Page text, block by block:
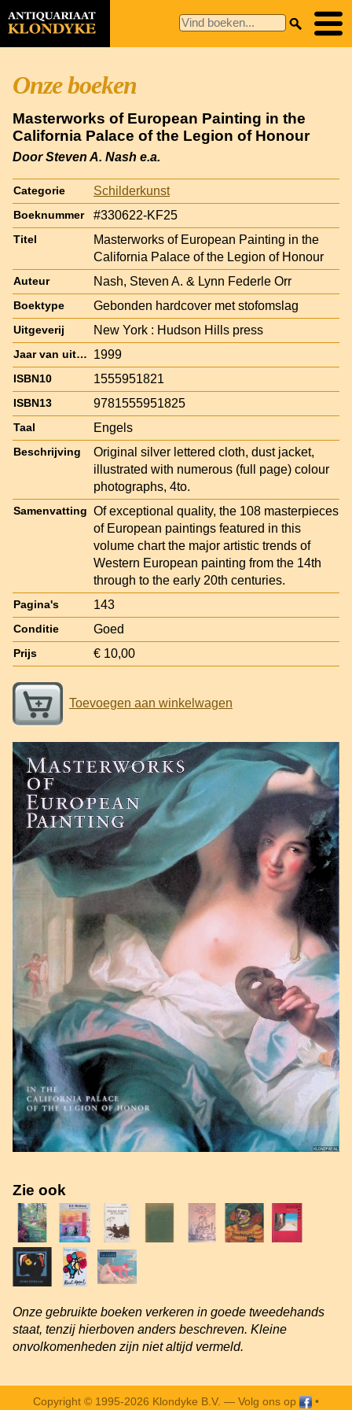
Onze boeken
Masterworks of European Painting in the
California Palace of the Legion of Honour
Door Steven A. Nash e.a.
Categorie Schilderkunst
Boeknummer #330622-KF25
Titel
Masterworks of European Painting in the
California Palace of the Legion of Honour
Auteur Nash, Steven A. & Lynn Federle Orr
Boektype Gebonden hardcover met stofomslag
Uitgeverij New York : Hudson Hills press
Jaar van uitgave 1999
ISBN10 1555951821
ISBN13 9781555951825
Taal Engels
Beschrijving
Original silver lettered cloth, dust jacket,
illustrated with numerous (full page) colour
photographs, 4to.
Samenvatting Of exceptional quality, the 108 masterpieces
of European paintings featured in this
volume chart the major artistic trends of
Western European painting from the 14th
through to the early 20th centuries.
Pagina's 143
Conditie Goed
Prijs € 10,00
Toevoegen aan winkelwagen
Zie ook
Onze gebruikte boeken verkeren in goede tweedehands
staat, tenzij hierboven anders beschreven. Kleine
onvolkomenheden zijn niet altijd vermeld.
Copyright © 1995-2026 Klondyke B.V. — Volg ons op
•